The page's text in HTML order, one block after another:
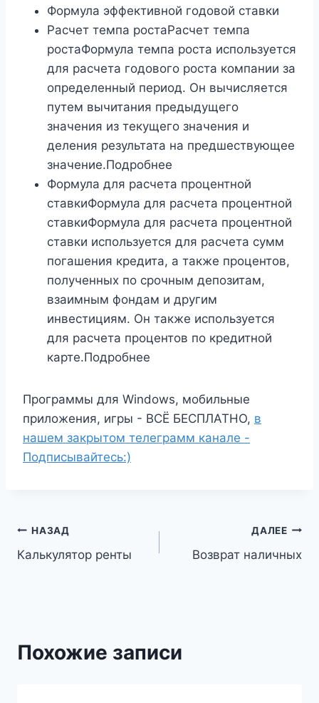
Формула эффективной годовой ставки
Расчет темпа ростаРасчет темпа
ростаФормула темпа роста используется
для расчета годового роста компании за
определенный период. Он вычисляется
путем вычитания предыдущего
значения из текущего значения и
деления результата на предшествующее
значение.Подробнее
Формула для расчета процентной
ставкиФормула для расчета процентной
ставкиФормула для расчета процентной
ставки используется для расчета сумм
погашения кредита, а также процентов,
полученных по срочным депозитам,
взаимным фондам и другим
инвестициям. Он также используется
для расчета процентов по кредитной
карте.Подробнее
Программы для Windows, мобильные
приложения, игры - ВСЁ БЕСПЛАТНО, в
нашем закрытом телеграмм канале -
Подписывайтесь:)
Навигация
по
НАЗАД
Калькулятор ренты
ДАЛЕЕ
Возврат наличных
Похожие записи